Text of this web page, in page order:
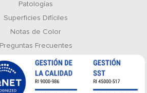
Patologías
Superficies Difíciles
Notas de Color
Preguntas Frecuentes